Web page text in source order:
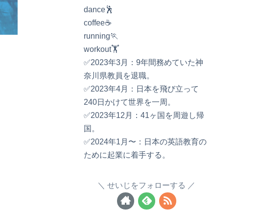
dance🕺
coffee☕️
running🏃
workout🏋️
✅2023年3月：9年間務めていた神
奈川県教員を退職。
✅2023年4月：日本を飛び立って
240日かけて世界を一周。
✅2023年12月：41ヶ国を周遊し帰
国。
✅2024年1月〜：日本の英語教育の
ために起業に着手する。
せいじをフォローする